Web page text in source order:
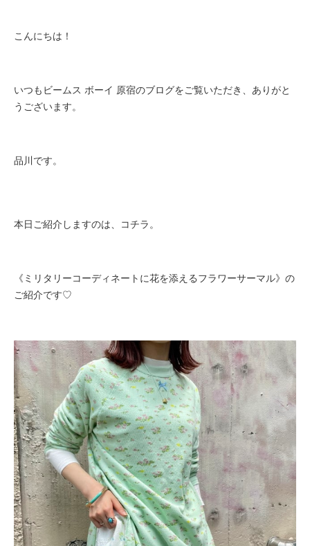
こんにちは！
いつもビームス ボーイ 原宿のブログをご覧いただき、ありがと
うございます。
品川です。
本日ご紹介しますのは、コチラ。
《ミリタリーコーディネートに花を添えるフラワーサーマル》の
ご紹介です♡